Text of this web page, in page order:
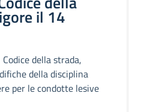
il 14
della strada,
della disciplina
per le condotte lesive